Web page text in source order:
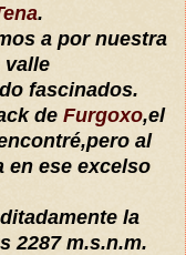
.
a por nuestra
valle
fascinados.
de Furgoxo,el
al
en ese excelso
la
2287 m.s.n.m.